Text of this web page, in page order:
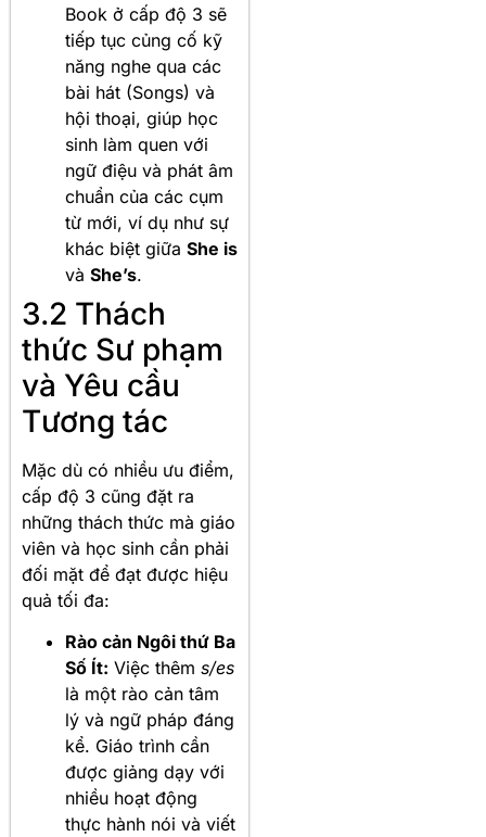
Book ở cấp độ 3 sẽ
tiếp tục củng cố kỹ
năng nghe qua các
bài hát (Songs) và
hội thoại, giúp học
sinh làm quen với
ngữ điệu và phát âm
chuẩn của các cụm
từ mới, ví dụ như sự
khác biệt giữa She is
và She’s.
3.2 Thách
thức Sư phạm
và Yêu cầu
Tương tác
Mặc dù có nhiều ưu điểm,
cấp độ 3 cũng đặt ra
những thách thức mà giáo
viên và học sinh cần phải
đối mặt để đạt được hiệu
quả tối đa:
Rào cản Ngôi thứ Ba
Số Ít: Việc thêm s/es
là một rào cản tâm
lý và ngữ pháp đáng
kể. Giáo trình cần
được giảng dạy với
nhiều hoạt động
thực hành nói và viết